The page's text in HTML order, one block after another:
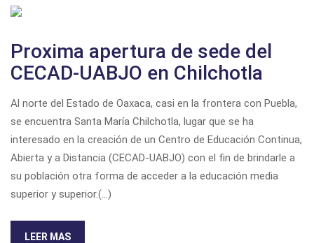
Proxima apertura de sede del
CECAD-UABJO en Chilchotla
Al norte del Estado de Oaxaca, casi en la frontera con Puebla,
se encuentra Santa María Chilchotla, lugar que se ha
interesado en la creación de un Centro de Educación Continua,
Abierta y a Distancia (CECAD-UABJO) con el fin de brindarle a
su población otra forma de acceder a la educación media
superior y superior.(...)
LEER MAS